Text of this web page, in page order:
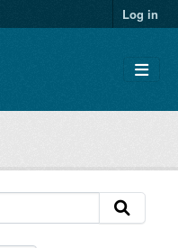
Log in